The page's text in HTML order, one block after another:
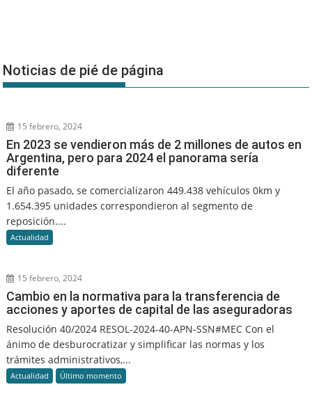
Noticias de pié de página
15 febrero, 2024
En 2023 se vendieron más de 2 millones de autos en
Argentina, pero para 2024 el panorama sería
diferente
El año pasado, se comercializaron 449.438 vehículos 0km y
1.654.395 unidades correspondieron al segmento de
reposición....
Actualidad
15 febrero, 2024
Cambio en la normativa para la transferencia de
acciones y aportes de capital de las aseguradoras
Resolución 40/2024 RESOL-2024-40-APN-SSN#MEC Con el
ánimo de desburocratizar y simplificar las normas y los
trámites administrativos,...
Actualidad Último momento